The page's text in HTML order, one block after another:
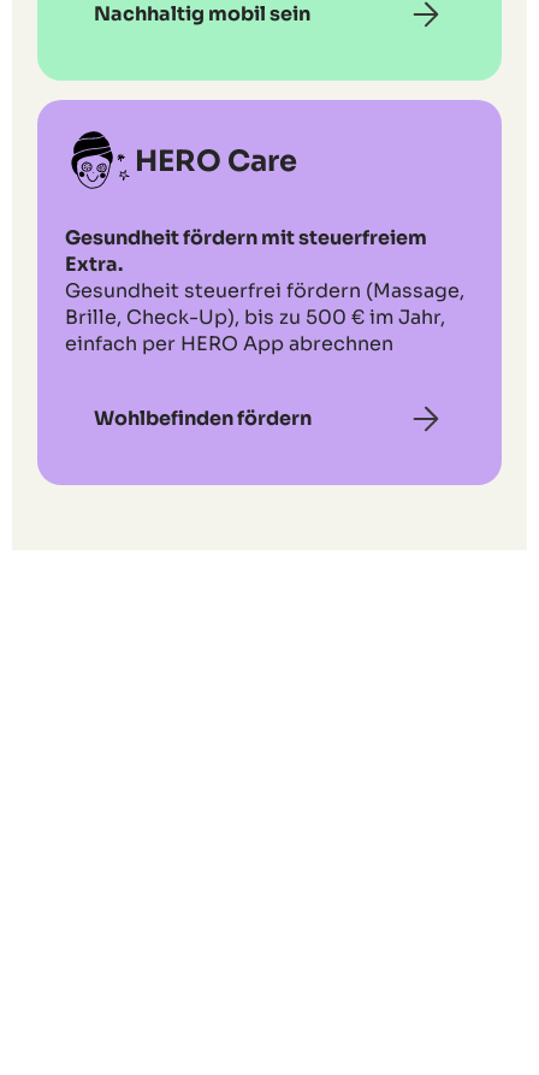
Nachhaltig mobil sein
HERO Care
Gesundheit fördern mit steuerfreiem
Extra.
Gesundheit steuerfrei fördern (Massage,
Brille, Check-Up), bis zu 500 € im Jahr,
einfach per HERO App abrechnen
Wohlbefinden fördern